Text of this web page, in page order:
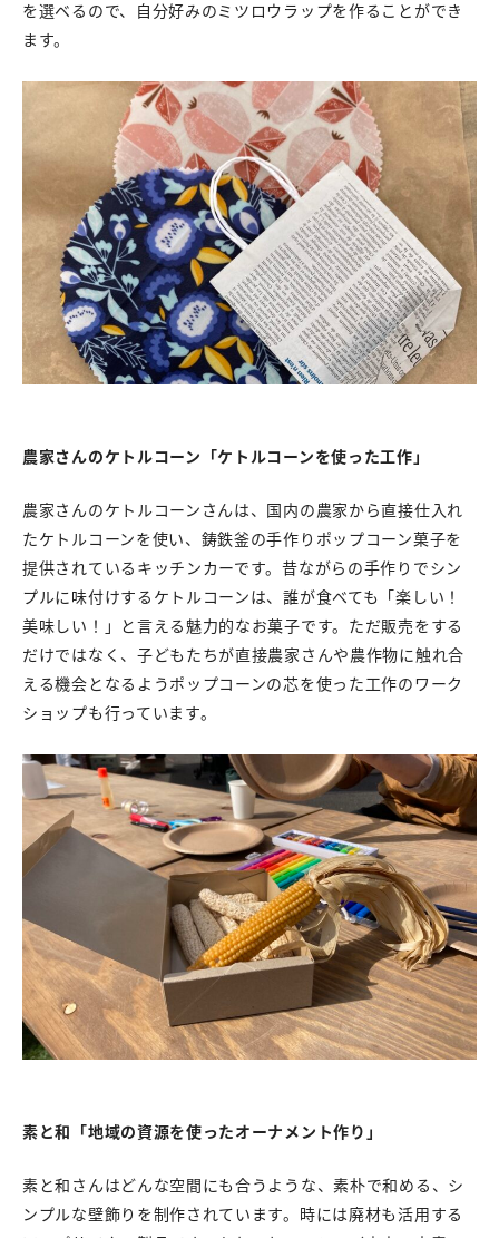
を選ベるので、自分好みのミツロウラップを作ることができ
ます。
農家さんのケトルコーン「ケトルコーンを使った工作」
農家さんのケトルコーンさんは、国内の農家から直接仕入れ
たケトルコーンを使い、鋳鉄釜の手作りポップコーン菓子を
提供されているキッチンカーです。昔ながらの手作りでシン
プルに味付けするケトルコーンは、誰が食べても「楽しい！
美味しい！」と言える魅力的なお菓子です。ただ販売をする
だけではなく、子どもたちが直接農家さんや農作物に触れ合
える機会となるようポップコーンの芯を使った工作のワーク
ショップも行っています。
素と和「地域の資源を使ったオーナメント作り」
素と和さんはどんな空間にも合うような、素朴で和める、シ
ンプルな壁飾りを制作されています。時には廃材も活用する